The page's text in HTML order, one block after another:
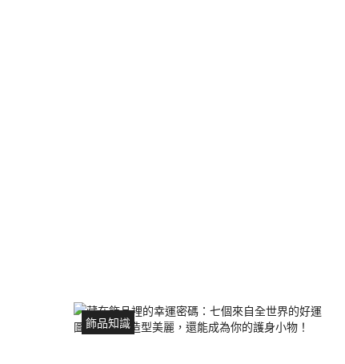
飾品知識